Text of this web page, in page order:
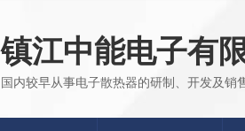
镇江中能电子有
国内较早从事电子散热器的研制、开发及销